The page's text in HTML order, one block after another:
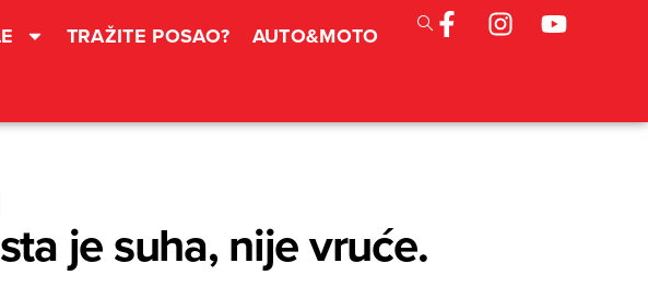
TRAŽITE POSAO?
AUTO&MOTO
je suha, nije vruće.